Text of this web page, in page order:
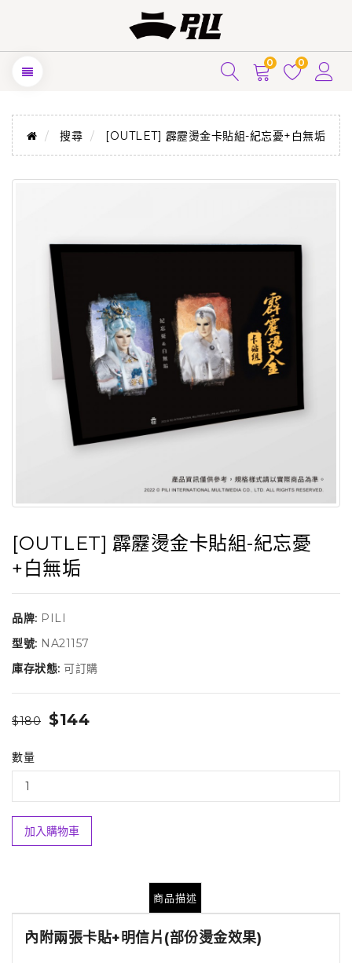
0 0
搜尋 [OUTLET] 霹靂燙金卡貼組-紀忘憂+白無垢
[OUTLET] 霹靂燙金卡貼組-紀忘憂
+白無垢
品牌: PILI
型號: NA21157
庫存狀態: 可訂購
$180 $144
數量
加入購物車
商品描述
內附兩張卡貼+明信片(部份燙金效果)